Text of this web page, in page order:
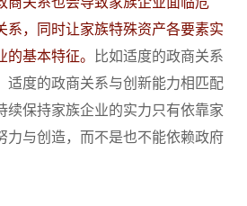
系，同时让家族特殊资产各要素实
基本特征。 比如适度的政商关系
适度的政商关系与创新能力相匹配
续保持家族企业的实力只有依靠家
力与创造，而不是也不能依赖政府